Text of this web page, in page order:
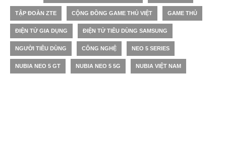
TẬP ĐOÀN ZTE CỘNG ĐỒNG GAME THỦ VIỆT GAME THỦ
ĐIỆN TỬ GIA DỤNG ĐIỆN TỬ TIÊU DÙNG SAMSUNG
NGƯỜI TIÊU DÙNG CÔNG NGHỆ NEO 5 SERIES
NUBIA NEO 5 GT NUBIA NEO 5 5G NUBIA VIỆT NAM